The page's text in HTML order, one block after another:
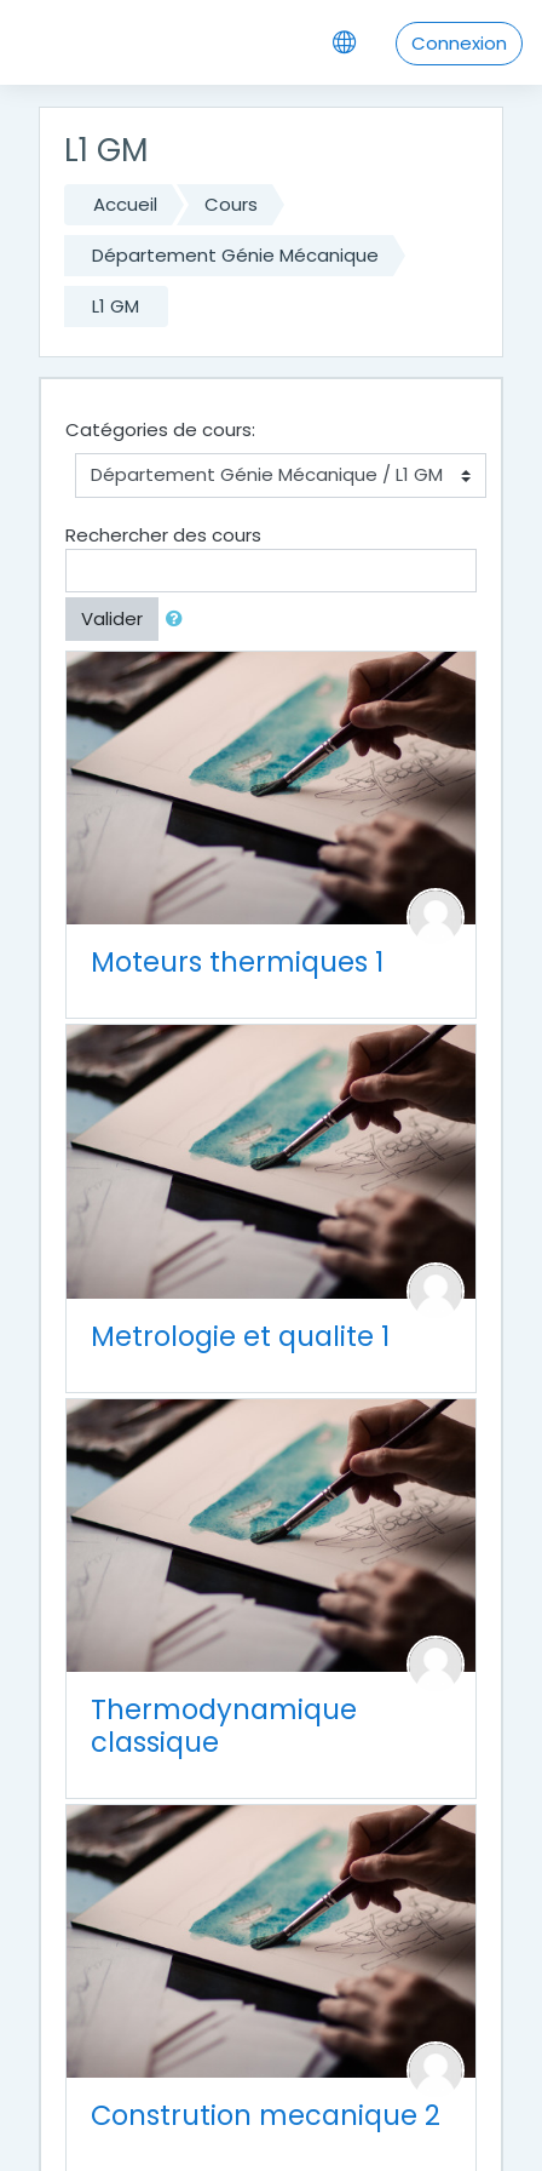
Connexion
L1 GM
Accueil
Cours
Département Génie Mécanique
L1 GM
Catégories de cours:
Rechercher des cours
Valider
Moteurs thermiques 1
Metrologie et qualite 1
Thermodynamique
classique
Constrution mecanique 2